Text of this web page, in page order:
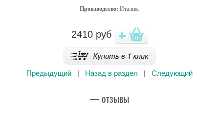
Производство: Италия.
2410руб
Предыдущий | Назад в раздел | Следующий
— отзывы